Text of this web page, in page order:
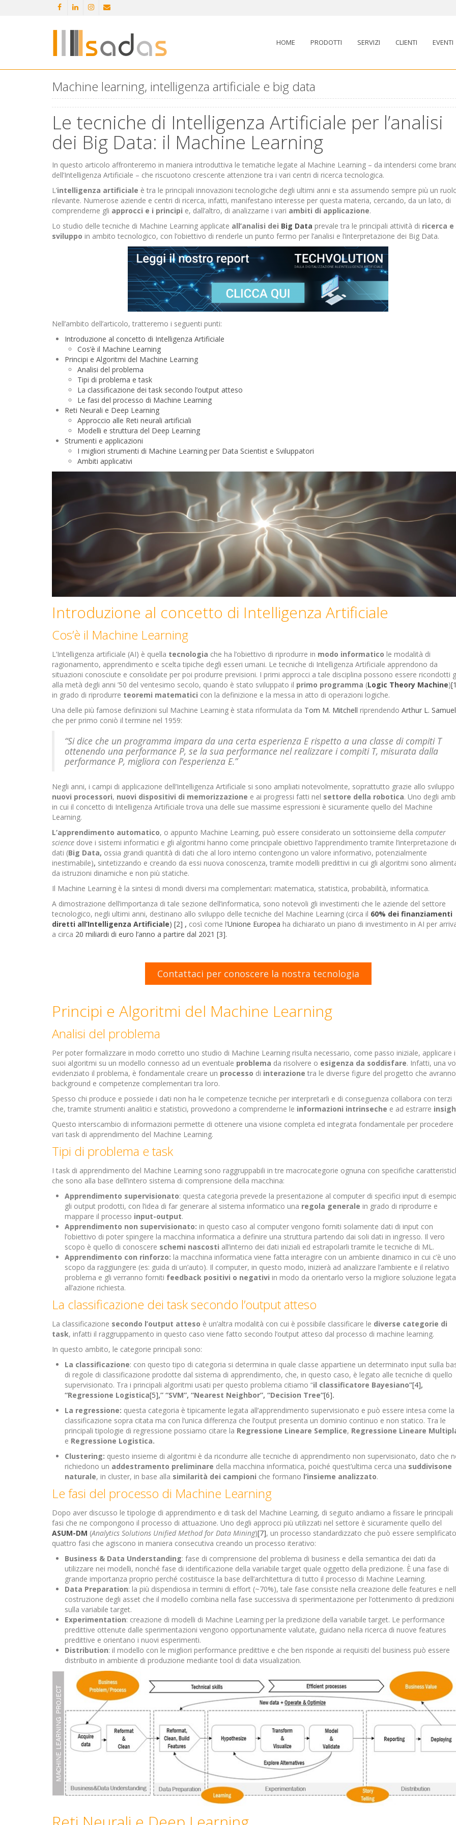
HOME PRODOTTI SERVIZI CLIENTI EVENTI
Machine learning, intelligenza artificiale e big data
Le tecniche di Intelligenza Artificiale per l’analisi
dei Big Data: il Machine Learning
In questo articolo affronteremo in maniera introduttiva le tematiche legate al Machine Learning – da intendersi come
dell’Intelligenza Artificiale – che riscuotono crescente attenzione tra i vari centri di ricerca tecnologica.
L’intelligenza artificiale è tra le principali innovazioni tecnologiche degli ultimi anni e sta assumendo sempre più un
rilevante. Numerose aziende e centri di ricerca, infatti, manifestano interesse per questa materia, cercando, da un lato, di
comprenderne gli approcci e i principi e, dall’altro, di analizzarne i vari ambiti di applicazione.
Lo studio delle tecniche di Machine Learning applicate all’analisi dei Big Data prevale tra le principali attività di ricerca e
sviluppo in ambito tecnologico, con l’obiettivo di renderle un punto fermo per l’analisi e l’interpretazione dei Big Data.
Nell’ambito dell’articolo, tratteremo i seguenti punti:
Introduzione al concetto di Intelligenza Artificiale
Cos’è il Machine Learning
Principi e Algoritmi del Machine Learning
Analisi del problema
Tipi di problema e task
La classificazione dei task secondo l’output atteso
Le fasi del processo di Machine Learning
Reti Neurali e Deep Learning
Approccio alle Reti neurali artificiali
Modelli e struttura del Deep Learning
Strumenti e applicazioni
I migliori strumenti di Machine Learning per Data Scientist e Sviluppatori
Ambiti applicativi
Introduzione al concetto di Intelligenza Artificiale
Cos’è il Machine Learning
L’Intelligenza artificiale (AI) è quella tecnologia che ha l’obiettivo di riprodurre in modo informatico le modalità di
ragionamento, apprendimento e scelta tipiche degli esseri umani. Le tecniche di Intelligenza Artificiale apprendono da
situazioni conosciute e consolidate per poi produrre previsioni. I primi approcci a tale disciplina possono essere ricondotti
alla metà degli anni ’50 del ventesimo secolo, quando è stato sviluppato il primo programma (Logic Theory Machine)
in grado di riprodurre teoremi matematici con la definizione e la messa in atto di operazioni logiche.
Una delle più famose definizioni sul Machine Learning è stata riformulata da Tom M. Mitchell riprendendo Arthur L. Samuel
che per primo coniò il termine nel 1959:
“Si dice che un programma impara da una certa esperienza E rispetto a una classe di compiti T
ottenendo una performance P, se la sua performance nel realizzare i compiti T, misurata dalla
performance P, migliora con l’esperienza E.”
Negli anni, i campi di applicazione dell’Intelligenza Artificiale si sono ampliati notevolmente, soprattutto grazie allo sviluppo
nuovi processori, nuovi dispositivi di memorizzazione e ai progressi fatti nel settore della robotica. Uno degli
in cui il concetto di Intelligenza Artificiale trova una delle sue massime espressioni è sicuramente quello del Machine
Learning.
L’apprendimento automatico, o appunto Machine Learning, può essere considerato un sottoinsieme della computer
science dove i sistemi informatici e gli algoritmi hanno come principale obiettivo l’apprendimento tramite l’interpretazione
dati (Big Data, ossia grandi quantità di dati che al loro interno contengono un valore informativo, potenzialmente
inestimabile), sintetizzando e creando da essi nuova conoscenza, tramite modelli predittivi in cui gli algoritmi sono
da istruzioni dinamiche e non più statiche.
Il Machine Learning è la sintesi di mondi diversi ma complementari: matematica, statistica, probabilità, informatica.
A dimostrazione dell’importanza di tale sezione dell’informatica, sono notevoli gli investimenti che le aziende del settore
tecnologico, negli ultimi anni, destinano allo sviluppo delle tecniche del Machine Learning (circa il 60% dei finanziamenti
diretti all’Intelligenza Artificiale) [2] , così come l’Unione Europea ha dichiarato un piano di investimento in AI per
a circa 20 miliardi di euro l’anno a partire dal 2021 [3].
Contattaci per conoscere la nostra tecnologia
Principi e Algoritmi del Machine Learning
Analisi del problema
Per poter formalizzare in modo corretto uno studio di Machine Learning risulta necessario, come passo iniziale, applicare i
suoi algoritmi su un modello connesso ad un eventuale problema da risolvere o esigenza da soddisfare. Infatti, una
evidenziato il problema, è fondamentale creare un processo di interazione tra le diverse figure del progetto che avranno
background e competenze complementari tra loro.
Spesso chi produce e possiede i dati non ha le competenze tecniche per interpretarli e di conseguenza collabora con terzi
che, tramite strumenti analitici e statistici, provvedono a comprenderne le informazioni intrinseche e ad estrarre
Questo interscambio di informazioni permette di ottenere una visione completa ed integrata fondamentale per procedere
vari task di apprendimento del Machine Learning.
Tipi di problema e task
I task di apprendimento del Machine Learning sono raggruppabili in tre macrocategorie ognuna con specifiche
che sono alla base dell’intero sistema di comprensione della macchina:
Apprendimento supervisionato: questa categoria prevede la presentazione al computer di specifici input di
gli output prodotti, con l’idea di far generare al sistema informatico una regola generale in grado di riprodurre e
mappare il processo input-output.
Apprendimento non supervisionato: in questo caso al computer vengono forniti solamente dati di input con
l’obiettivo di poter spingere la macchina informatica a definire una struttura partendo dai soli dati in ingresso. Il vero
scopo è quello di conoscere schemi nascosti all’interno dei dati iniziali ed estrapolarli tramite le tecniche di ML.
Apprendimento con rinforzo: la macchina informatica viene fatta interagire con un ambiente dinamico in cui c’è uno
scopo da raggiungere (es: guida di un’auto). Il computer, in questo modo, inizierà ad analizzare l’ambiente e il relativo
problema e gli verranno forniti feedback positivi o negativi in modo da orientarlo verso la migliore soluzione legata
all’azione richiesta.
La classificazione dei task secondo l’output atteso
La classificazione secondo l’output atteso è un’altra modalità con cui è possibile classificare le diverse categorie di
task, infatti il raggruppamento in questo caso viene fatto secondo l’output atteso dal processo di machine learning.
In questo ambito, le categorie principali sono:
La classificazione: con questo tipo di categoria si determina in quale classe appartiene un determinato input sulla
di regole di classificazione prodotte dal sistema di apprendimento, che, in questo caso, è legato alle tecniche di quello
supervisionato. Tra i principali algoritmi usati per questo problema citiamo “il classificatore Bayesiano”[4],
“Regressione Logistica[5],” “SVM”, “Nearest Neighbor”, “Decision Tree”[6].
La regressione: questa categoria è tipicamente legata all’apprendimento supervisionato e può essere intesa come la
classificazione sopra citata ma con l’unica differenza che l’output presenta un dominio continuo e non statico. Tra le
principali tipologie di regressione possiamo citare la Regressione Lineare Semplice, Regressione Lineare
e Regressione Logistica.
Clustering: questo insieme di algoritmi è da ricondurre alle tecniche di apprendimento non supervisionato, dato che
richiedono un addestramento preliminare della macchina informatica, poiché quest’ultima cerca una suddivisone
naturale, in cluster, in base alla similarità dei campioni che formano l’insieme analizzato.
Le fasi del processo di Machine Learning
Dopo aver discusso le tipologie di apprendimento e di task del Machine Learning, di seguito andiamo a fissare le principali
fasi che ne compongono il processo di attuazione. Uno degli approcci più utilizzati nel settore è sicuramente quello del
ASUM-DM (Analytics Solutions Unified Method for Data Mining)[7], un processo standardizzato che può essere
quattro fasi che agiscono in maniera consecutiva creando un processo iterativo:
Business & Data Understanding: fase di comprensione del problema di business e della semantica dei dati da
utilizzare nei modelli, nonché fase di identificazione della variabile target quale oggetto della predizione. È una fase di
grande importanza proprio perché costituisce la base dell’architettura di tutto il processo di Machine Learning.
Data Preparation: la più dispendiosa in termini di effort (~70%), tale fase consiste nella creazione delle features e
costruzione degli asset che il modello combina nella fase successiva di sperimentazione per l’ottenimento di predizioni
sulla variabile target.
Experimentation: creazione di modelli di Machine Learning per la predizione della variabile target. Le performance
predittive ottenute dalle sperimentazioni vengono opportunamente valutate, guidano nella ricerca di nuove features
predittive e orientano i nuovi esperimenti.
Distribution: il modello con le migliori performance predittive e che ben risponde ai requisiti del business può essere
distribuito in ambiente di produzione mediante tool di data visualization.